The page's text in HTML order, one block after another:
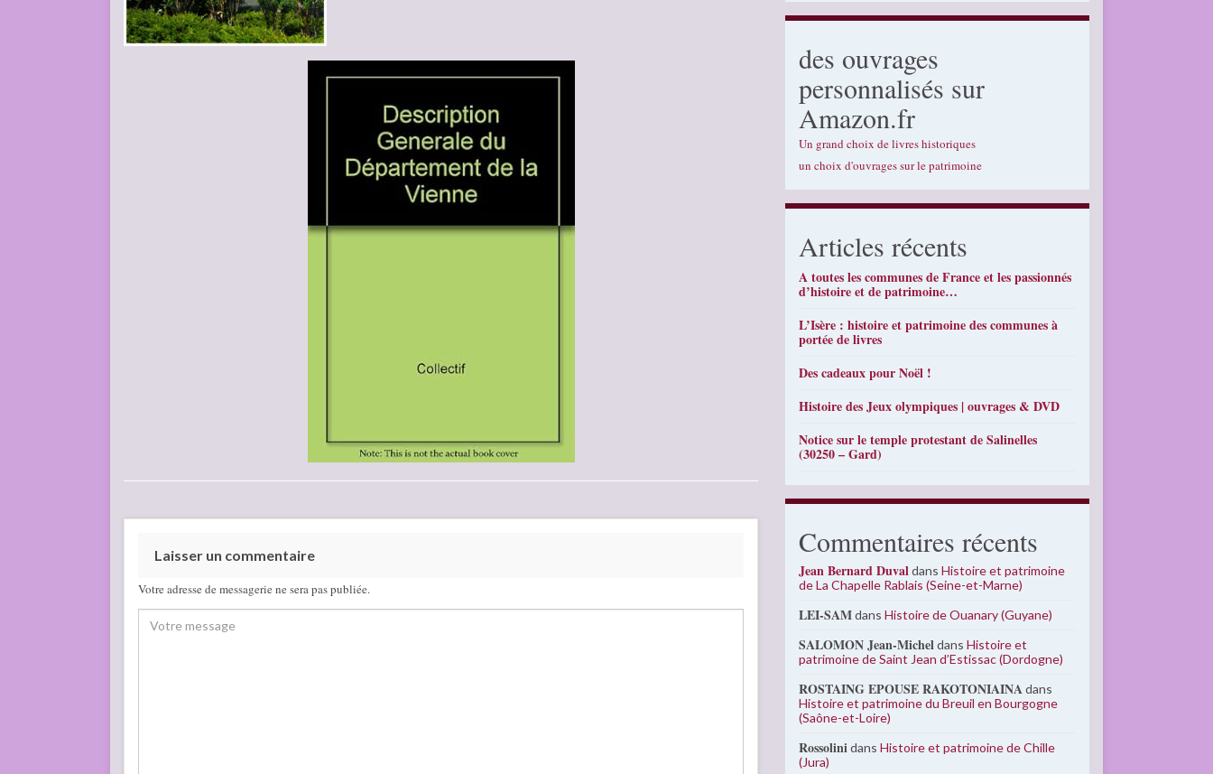
Laisser un commentaire
Votre adresse de messagerie ne sera pas publiée.
des ouvrages
personnalisés sur
Amazon.fr
Un grand choix de livres historiques
un choix d'ouvrages sur le patrimoine
Articles récents
A toutes les communes de France et les passionnés
d’histoire et de patrimoine…
L’Isère : histoire et patrimoine des communes à
portée de livres
Des cadeaux pour Noël !
Histoire des Jeux olympiques | ouvrages & DVD
Notice sur le temple protestant de Salinelles
(30250 – Gard)
Commentaires récents
Jean Bernard DuvaldansHistoire et patrimoine
de La Chapelle Rablais (Seine-et-Marne)
LEI-SAMdansHistoire de Ouanary (Guyane)
SALOMON Jean-MicheldansHistoire et
patrimoine de Saint Jean d’Estissac (Dordogne)
ROSTAING EPOUSE RAKOTONIAINAdans
Histoire et patrimoine du Breuil en Bourgogne
(Saône-et-Loire)
RossolinidansHistoire et patrimoine de Chille
(Jura)